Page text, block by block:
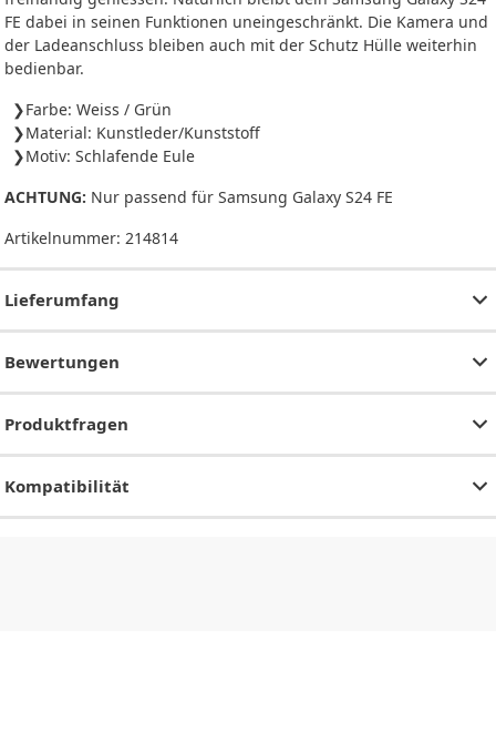
FE dabei in seinen Funktionen uneingeschränkt. Die Kamera und
der Ladeanschluss bleiben auch mit der Schutz Hülle weiterhin
bedienbar.
Farbe: Weiss / Grün
Material: Kunstleder/Kunststoff
Motiv: Schlafende Eule
ACHTUNG: Nur passend für Samsung Galaxy S24 FE
Artikelnummer: 214814
Lieferumfang
Bewertungen
Produktfragen
Kompatibilität